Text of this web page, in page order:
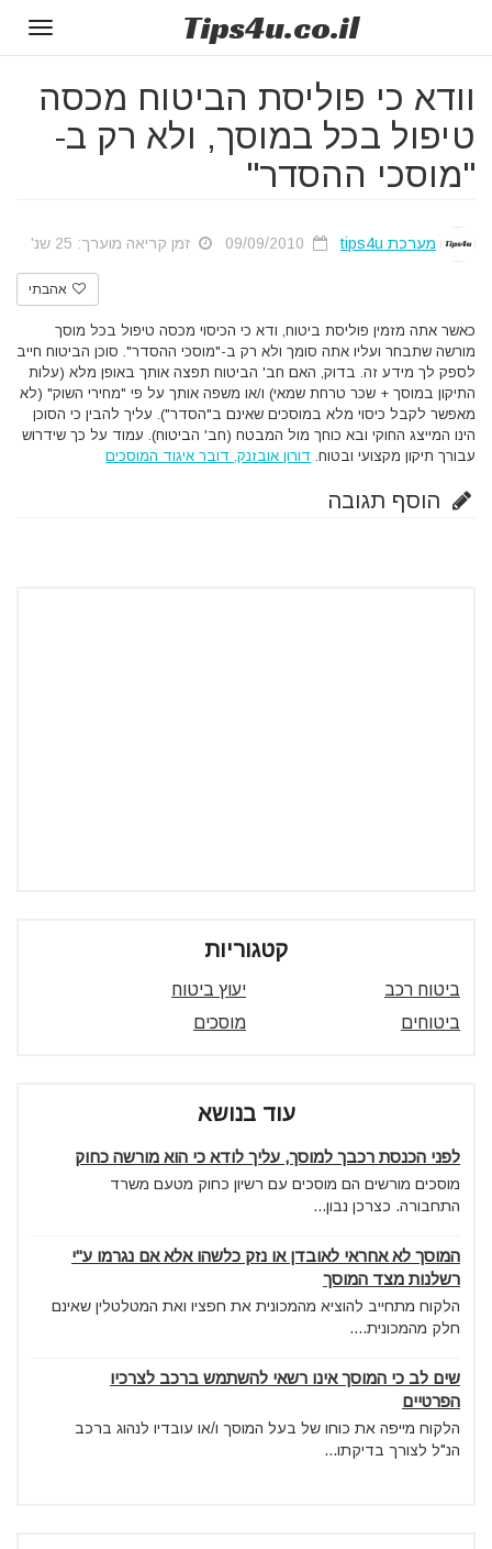
Tips4u.co.il
וודא כי פוליסת הביטוח מכסה
טיפול בכל במוסך, ולא רק ב-
"מוסכי ההסדר"
מערכת tips4u זמן קריאה מוערך: 25 שנ'
אהבתי
כאשר אתה מזמין פוליסת ביטוח, ודא כי הכיסוי מכסה טיפול בכל מוסך
מורשה שתבחר ועליו אתה סומך ולא רק ב-"מוסכי ההסדר". סוכן הביטוח חייב
לספק לך מידע זה. בדוק, האם חב' הביטוח תפצה אותך באופן מלא (עלות
התיקון במוסך + שכר טרחת שמאי) ו/או משפה אותך על פי "מחירי השוק" (לא
מאפשר לקבל כיסוי מלא במוסכים שאינם ב"הסדר"). עליך להבין כי הסוכן
הינו המייצג החוקי ובא כוחך מול המבטח (חב' הביטוח). עמוד על כך שידרוש
עבורך תיקון מקצועי ובטוח. דורון אובזנק, דובר איגוד המוסכים
הוסף תגובה
קטגוריות
ביטוח רכב
יעוץ ביטוח
ביטוחים
מוסכים
עוד בנושא
לפני הכנסת רכבך למוסך, עליך לודא כי הוא מורשה כחוק
מוסכים מורשים הם מוסכים עם רשיון כחוק מטעם משרד
התחבורה. כצרכן נבון...
המוסך לא אחראי לאובדן או נזק כלשהו אלא אם נגרמו ע"י
רשלנות מצד המוסך
הלקוח מתחייב להוציא מהמכונית את חפציו ואת המטלטלין שאינם
חלק מהמכונית....
שים לב כי המוסך אינו רשאי להשתמש ברכב לצרכיו
הפרטיים
הלקוח מייפה את כוחו של בעל המוסך ו/או עובדיו לנהוג ברכב
הנ"ל לצורך בדיקתו...